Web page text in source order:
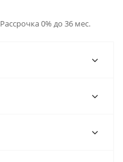
Рассрочка 0% до 36 мес.